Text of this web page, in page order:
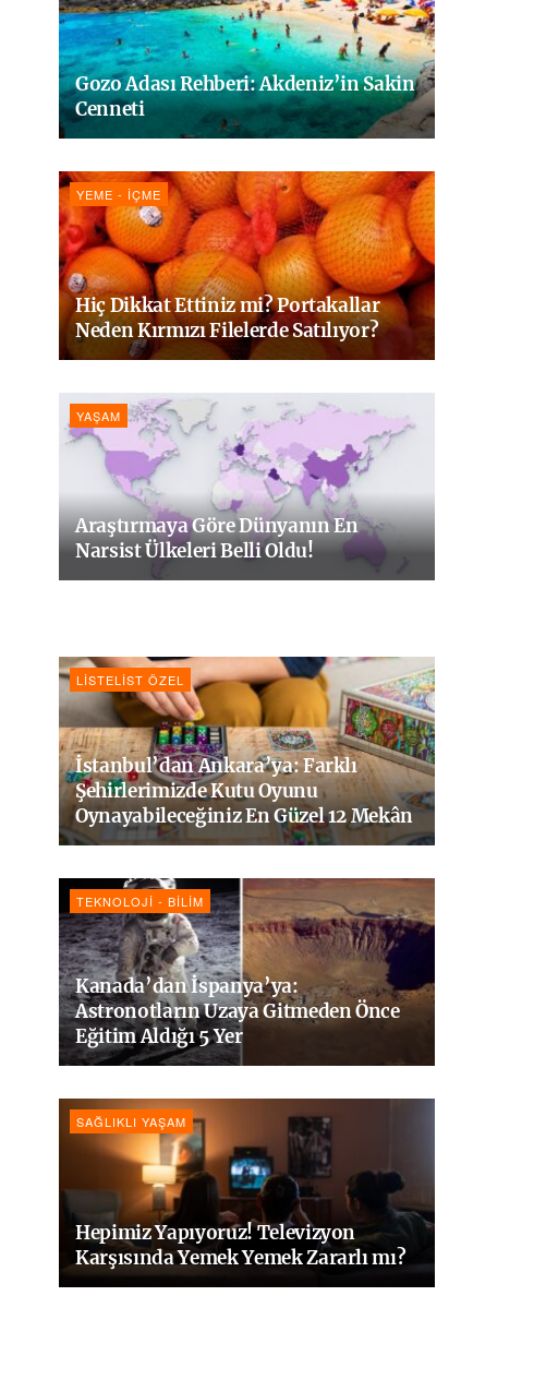
Gozo Adası Rehberi: Akdeniz’in Sakin
Cenneti
YEME - İÇME
Hiç Dikkat Ettiniz mi? Portakallar
Neden Kırmızı Filelerde Satılıyor?
YAŞAM
Araştırmaya Göre Dünyanın En
Narsist Ülkeleri Belli Oldu!
LISTELIST ÖZEL
İstanbul’dan Ankara’ya: Farklı
Şehirlerimizde Kutu Oyunu
Oynayabileceğiniz En Güzel 12 Mekân
TEKNOLOJI - BILIM
Kanada’dan İspanya’ya:
Astronotların Uzaya Gitmeden Önce
Eğitim Aldığı 5 Yer
SAĞLIKLI YAŞAM
Hepimiz Yapıyoruz! Televizyon
Karşısında Yemek Yemek Zararlı mı?